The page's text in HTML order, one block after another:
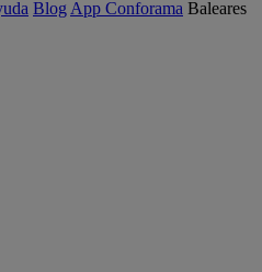
Blog App Conforama Baleares